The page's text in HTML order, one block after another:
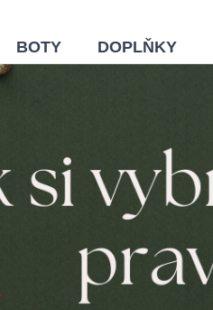
BOTY DOPLŇKY